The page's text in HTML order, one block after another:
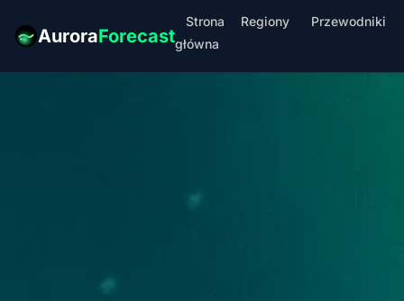
AuroraForecast
Strona
główna
Regiony Przewodniki